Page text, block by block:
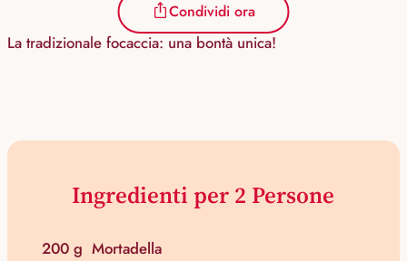
Condividi ora
La tradizionale focaccia: una bontà unica!
Ingredienti per 2 Persone
200 g Mortadella